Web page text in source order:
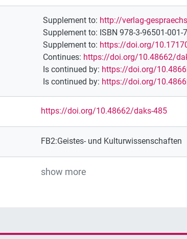
Supplement to: http://verlag-
Supplement to: ISBN 978-3-96501-001-7
Supplement to: https://doi.org/
Continues: https://doi.org/10.48662/
Is continued by: https://doi.org/
Is continued by: https://doi.org/
https://doi.org/10.48662/daks-485
FB2:Geistes- und Kulturwissenschaften
show more